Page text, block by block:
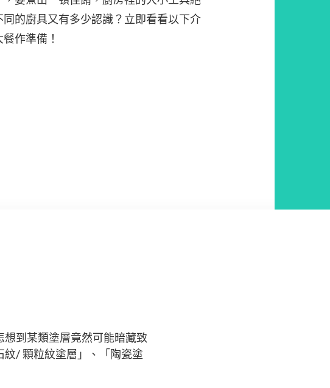
的廚具又有多少認識？立即看看以下介
作準備！
到某類塗層竟然可能暗藏致
/ 顆粒紋塗層」、「陶瓷塗